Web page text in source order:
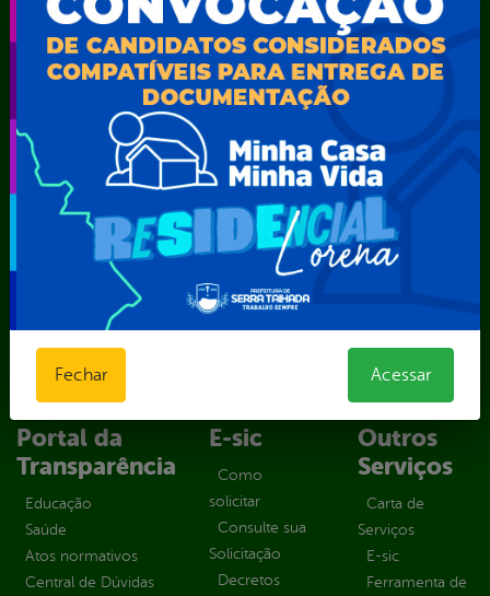
Secretaria Municipal de Administração – SAD
Secretaria Municipal de Agricultura e Recursos Hídricos –
SEMARH / Secretaria de Agricultura Familiar – SEMAF
Secretaria Municipal de Educação – SEST
Secretaria Municipal de Esporte e Lazer – SEMEL
Secretaria Municipal de Finanças – SECFIN
Secretaria Municipal de Governo – SEGOV
Secretaria Municipal de Meio Ambiente – SEMA
Secretaria Municipal de Planejamento e Gestão – SEPLAG
Secretaria Municipal de Relações Institucionais – SEMRI
Secretaria Municipal de Saúde – SMS
Secretaria Municipal de Serviços Públicos – SEMUSP
Talhada-STTRANS
Portal da
Transparência
Educação
Saúde
Atos normativos
Central de Dúvidas
E-sic
Como
solicitar
Consulte sua
Solicitação
Decretos
Outros
Serviços
Carta de
Serviços
E-sic
Ferramenta de
Fechar Acessar